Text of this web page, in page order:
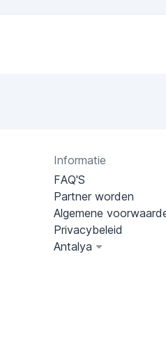
Informatie
FAQ'S
Partner worden
Algemene
Privacybeleid
Antalya